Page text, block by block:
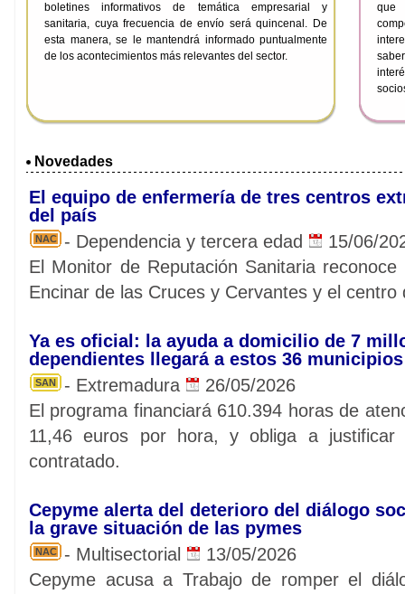
boletines informativos de temática empresarial y
sanitaria, cuya frecuencia de envío será quincenal. De
esta manera, se le mantendrá informado puntualmente
de los acontecimientos más relevantes del sector.
que
Novedades
El equipo de enfermería de tres centros
del país
NAC - Dependencia y tercera edad
15/06/
El Monitor de Reputación Sanitaria
Encinar de las Cruces y Cervantes y el centro
Ya es oficial: la ayuda a domicilio de 7
dependientes llegará a estos 36
SAN - Extremadura
26/05/2026
El programa financiará 610.394 horas de
11,46 euros por hora, y obliga a justificar
contratado.
Cepyme alerta del deterioro del diálogo
la grave situación de las pymes
NAC - Multisectorial
13/05/2026
Cepyme acusa a Trabajo de romper el